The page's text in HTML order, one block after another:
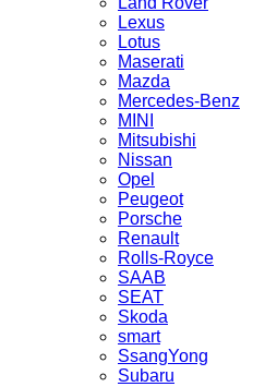
Lexus
Lotus
Maserati
Mazda
Mercedes-Benz
MINI
Mitsubishi
Nissan
Opel
Peugeot
Porsche
Renault
Rolls-Royce
SAAB
SEAT
Skoda
smart
SsangYong
Subaru